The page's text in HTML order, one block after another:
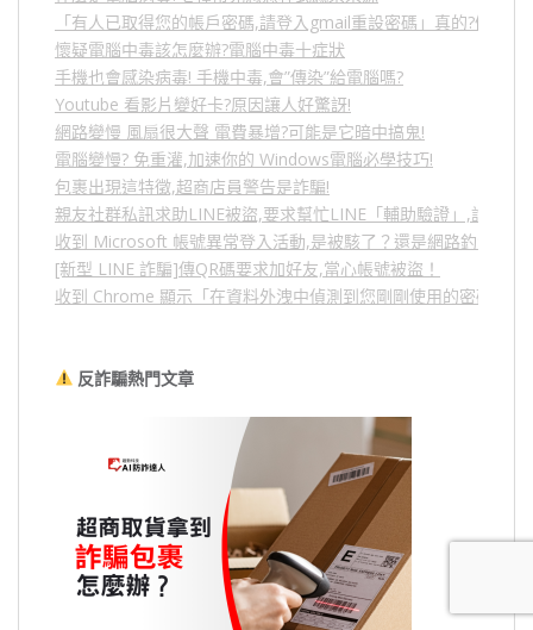
「有人已取得您的帳戶密碼,請登入gmail重設密碼」真的?假的?5
懷疑電腦中毒該怎麼辦?電腦中毒十症狀
手機也會感染病毒! 手機中毒,會”傳染”給電腦嗎?
Youtube 看影片變好卡?原因讓人好驚訝!
網路變慢 風扇很大聲 電費暴增?可能是它暗中搞鬼!
電腦變慢? 免重灌,加速你的 Windows電腦必學技巧!
包裹出現這特徵,超商店員警告是詐騙!
親友社群私訊求助LINE被盜,要求幫忙LINE「輔助驗證」,詐騙
收到 Microsoft 帳號異常登入活動,是被駭了？還是網路釣魚？
[新型 LINE 詐騙]傳QR碼要求加好友,當心帳號被盜！
收到 Chrome 顯示「在資料外洩中偵測到您剛剛使用的密碼」
反詐騙熱門文章